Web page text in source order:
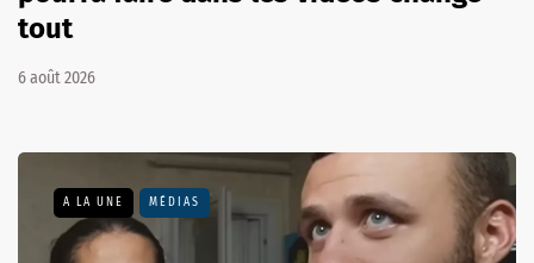
tout
6 août 2026
A LA UNE MÉDIAS